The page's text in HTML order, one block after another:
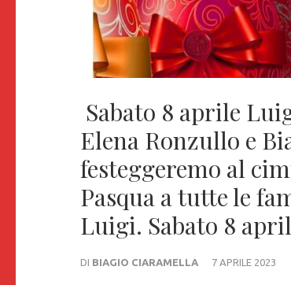
Sabato 8 aprile
Elena Ronzullo e
festeggeremo al
Pasqua a tutte le
Luigi. Sabato 8
DI BIAGIO CIARAMELLA 7 APRILE 2023